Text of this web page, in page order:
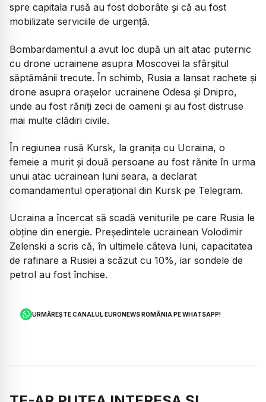
spre capitala rusă au fost doborâte și că au fost
mobilizate serviciile de urgență.
Bombardamentul a avut loc după un alt atac puternic
cu drone ucrainene asupra Moscovei la sfârșitul
săptămânii trecute. În schimb, Rusia a lansat rachete și
drone asupra orașelor ucrainene Odesa și Dnipro,
unde au fost răniți zeci de oameni și au fost distruse
mai multe clădiri civile.
În regiunea rusă Kursk, la granița cu Ucraina, o
femeie a murit și două persoane au fost rănite în urma
unui atac ucrainean luni seara, a declarat
comandamentul operațional din Kursk pe Telegram.
Ucraina a încercat să scadă veniturile pe care Rusia le
obține din energie. Președintele ucrainean Volodimir
Zelenski a scris că, în ultimele câteva luni, capacitatea
de rafinare a Rusiei a scăzut cu 10%, iar sondele de
petrol au fost închise.
URMĂREȘTE CANALUL EURONEWS ROMÂNIA PE WHATSAPP!